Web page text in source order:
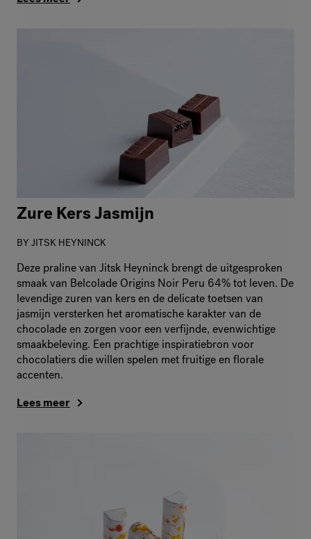
Zure Kers Jasmijn
BYJITSK HEYNINCK
Deze praline van Jitsk Heyninck brengt de uitgesproken
smaak van Belcolade Origins Noir Peru 64% tot leven. De
levendige zuren van kers en de delicate toetsen van
jasmijn versterken het aromatische karakter van de
chocolade en zorgen voor een verfijnde, evenwichtige
smaakbeleving. Een prachtige inspiratiebron voor
chocolatiers die willen spelen met fruitige en florale
accenten.
Lees meer